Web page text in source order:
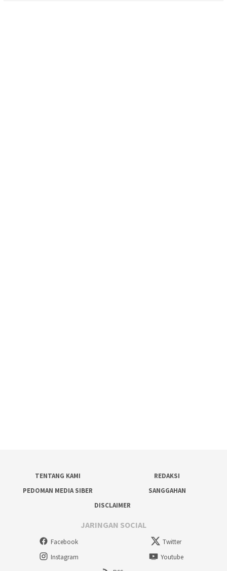
TENTANG KAMI
REDAKSI
PEDOMAN MEDIA SIBER
SANGGAHAN
DISCLAIMER
JARINGAN SOCIAL
Facebook
Twitter
Instagram
Youtube